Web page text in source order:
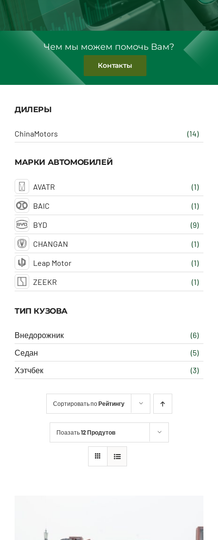
Чем мы можем помочь Вам?
Контакты
ДИЛЕРЫ
ChinaMotors (14)
МАРКИ АВТОМОБИЛЕЙ
AVATR (1)
BAIC (1)
BYD (9)
CHANGAN (1)
Leap Motor (1)
ZEEKR (1)
ТИП КУЗОВА
Внедорожник
(6)
Седан
(5)
Хэтчбек
(3)
Сортировать поРейтингу
Поазать12 Продутов